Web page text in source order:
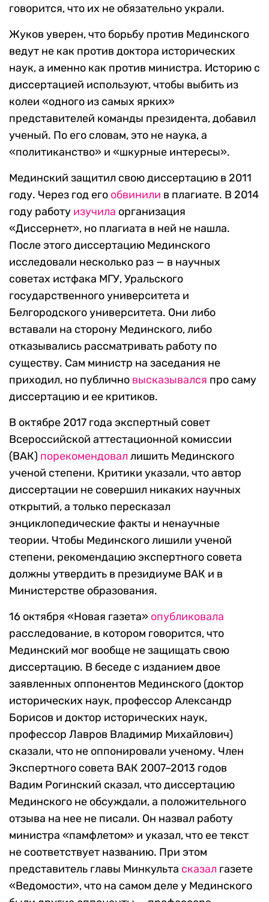
говорится, что их не обязательно украли.
Жуков уверен, что борьбу против Мединского
ведут не как против доктора исторических
наук, а именно как против министра. Историю с
диссертацией используют, чтобы выбить из
колеи «одного из самых ярких»
представителей команды президента, добавил
ученый. По его словам, это не наука, а
«политиканство» и «шкурные интересы».
Мединский защитил свою диссертацию в 2011
году. Через год его обвинили в плагиате. В 2014
году работу изучила организация
«Диссернет», но плагиата в ней не нашла.
После этого диссертацию Мединского
исследовали несколько раз — в научных
советах истфака МГУ, Уральского
государственного университета и
Белгородского университета. Они либо
вставали на сторону Мединского, либо
отказывались рассматривать работу по
существу. Сам министр на заседания не
приходил, но публично высказывался про саму
диссертацию и ее критиков.
В октябре 2017 года экспертный совет
Всероссийской аттестационной комиссии
(ВАК) порекомендовал лишить Мединского
ученой степени. Критики указали, что автор
диссертации не совершил никаких научных
открытий, а только пересказал
энциклопедические факты и ненаучные
теории. Чтобы Мединского лишили ученой
степени, рекомендацию экспертного совета
должны утвердить в президиуме ВАК и в
Министерстве образования.
16 октября «Новая газета» опубликовала
расследование, в котором говорится, что
Мединский мог вообще не защищать свою
диссертацию. В беседе с изданием двое
заявленных оппонентов Мединского (доктор
исторических наук, профессор Александр
Борисов и доктор исторических наук,
профессор Лавров Владимир Михайлович)
сказали, что не оппонировали ученому. Член
Экспертного совета ВАК 2007–2013 годов
Вадим Рогинский сказал, что диссертацию
Мединского не обсуждали, а положительного
отзыва на нее не писали. Он назвал работу
министра «памфлетом» и указал, что ее текст
не соответствует названию. При этом
представитель главы Минкульта сказал газете
«Ведомости», что на самом деле у Мединского